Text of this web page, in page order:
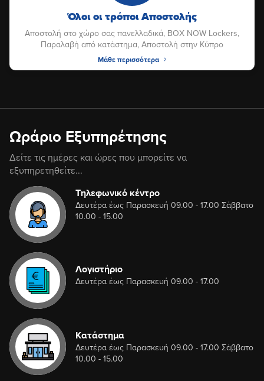
Όλοι οι τρόποι Αποστολής
Αποστολή στο χώρο σας πανελλαδικά, BOX NOW Lockers,
Παραλαβή από κατάστημα, Αποστολή στην Κύπρο
Μάθε περισσότερα
Ωράριο Εξυπηρέτησης
Δείτε τις ημέρες και ώρες που μπορείτε να
εξυπηρετηθείτε...
Τηλεφωνικό κέντρο
Δευτέρα έως Παρασκευή 09.00 - 17.00 Σάββατο
10.00 - 15.00
Λογιστήριο
Δευτέρα έως Παρασκευή 09.00 - 17.00
Κατάστημα
Δευτέρα έως Παρασκευή 09.00 - 17.00 Σάββατο
10.00 - 15.00